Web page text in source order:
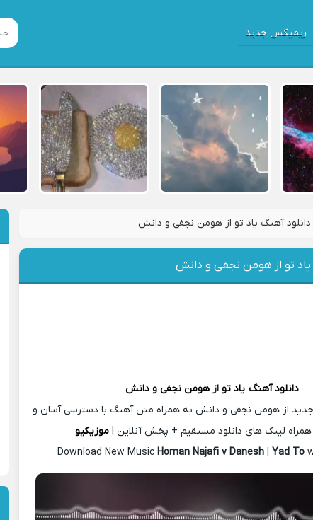
ریمیکس جدید
دانلود آهنگ یاد تو از هومن نجفی و دانش
یاد تو از هومن نجفی و دانش
دانلود آهنگ یاد تو از هومن نجفی و دانش
از هومن نجفی و دانش به همراه متن آهنگ با دسترسی آسان و
لینک های دانلود مستقیم + پخش آنلاین | موزیکیو
Download New Music Homan Najafi v Danesh| Yad To